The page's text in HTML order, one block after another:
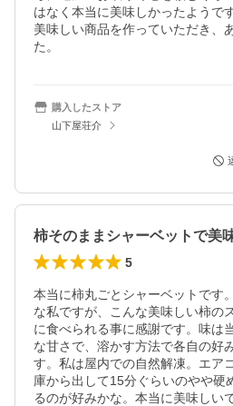
はなく本当に美味しかったようです
美味しい商品を作っていただき、
た。
購入したストア
山下屋荘介
柿そのままシャーベットで美
5
本当に柿丸ごとシャーベットです
な私ですが、こんな美味しい柿の
に食べられる事に感謝です。味は
な甘さで、溶かす方法で各自の好
す。私は屋内での自然解凍。エア
庫から出して15分ぐらいのやや硬
るのが好みかな。本当に美味しい